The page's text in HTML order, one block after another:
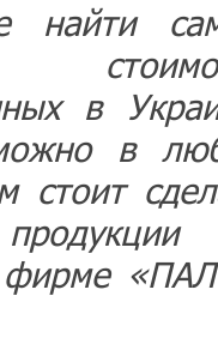
найти
в
в
стоит
фирме